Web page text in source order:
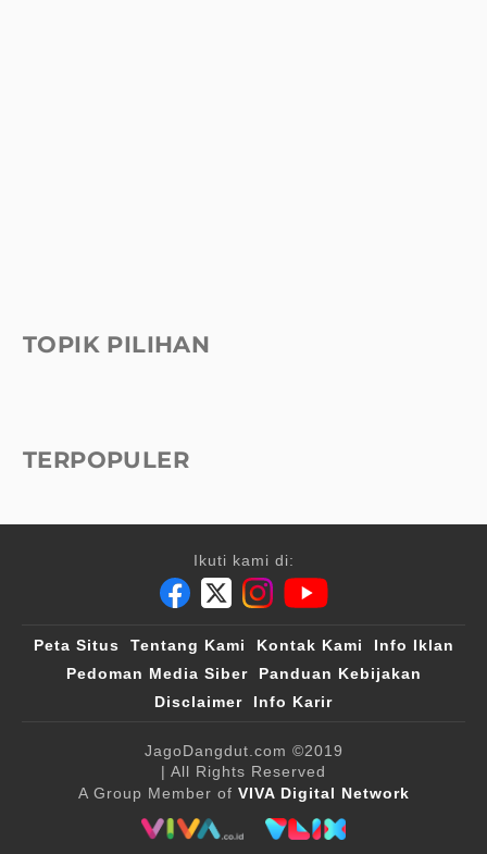
TOPIK PILIHAN
TERPOPULER
Ikuti kami di:
Peta Situs Tentang Kami Kontak Kami
Info Iklan
Pedoman Media Siber
Panduan Kebijakan
Disclaimer
Info Karir
JagoDangdut.com ©2019
| All Rights Reserved
A Group Member of VIVA Digital Network